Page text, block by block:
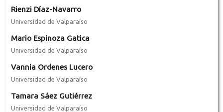
Rienzi Díaz-Navarro
Universidad de Valparaíso
Mario Espinoza Gatica
Universidad de Valparaíso
Vannia Ordenes Lucero
Universidad de Valparaíso
Tamara Sáez Gutiérrez
Universidad de Valparaíso